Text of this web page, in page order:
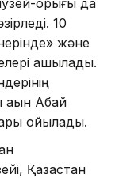
10
және
ашылады.
Абай
қойылады.
Қазақстан